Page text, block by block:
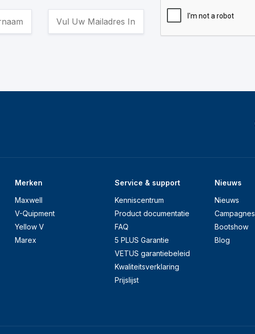
Merken
Maxwell
V-Quipment
Yellow V
Marex
Service & support
Kenniscentrum
Product documentatie
FAQ
5 PLUS Garantie
VETUS garantiebeleid
Kwaliteitsverklaring
Prijslijst
Nieuws
Nieuws
Campagnes
Bootshow
Blog